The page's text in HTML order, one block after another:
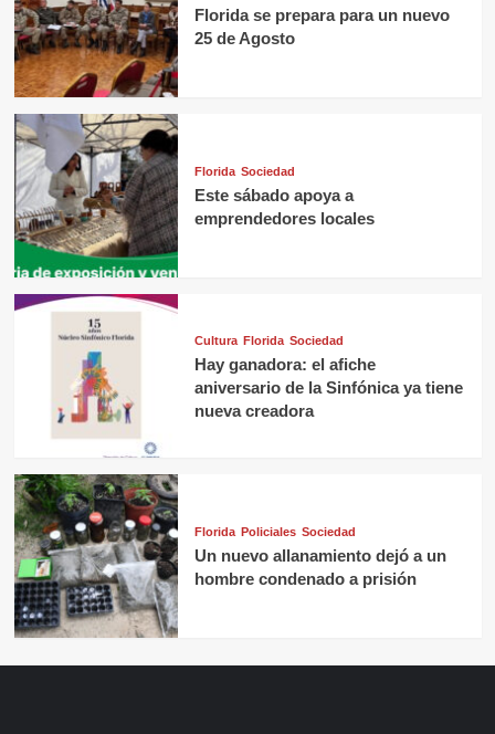
Florida se prepara para un nuevo
25 de Agosto
Florida Sociedad
Este sábado apoya a
emprendedores locales
Cultura Florida Sociedad
Hay ganadora: el afiche
aniversario de la Sinfónica ya tiene
nueva creadora
Florida Policiales Sociedad
Un nuevo allanamiento dejó a un
hombre condenado a prisión